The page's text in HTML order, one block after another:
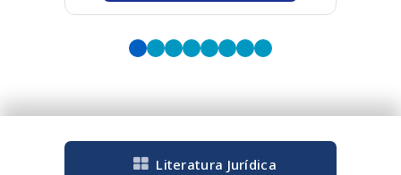
Literatura Jurídica